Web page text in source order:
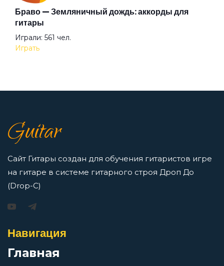
Аккорды для начинающих играть на гитаре —
легкие и простые песни на гитаре
Просмотров: 23273 чел.
Перейти
7 нот в музыке: До, Ре, Ми, Фа, Соль, Ля, Си —
Просмотров: 16423 чел.
Перейти
гитары
Перейти
Браво — Земляничный дождь: аккорды для
гитары
Играли: 561 чел.
Играть
Guitar
Сайт Гитары создан для обучения гитаристов игре
на гитаре в системе гитарного строя Дроп До
(Drop-C)
Навигация
Главная